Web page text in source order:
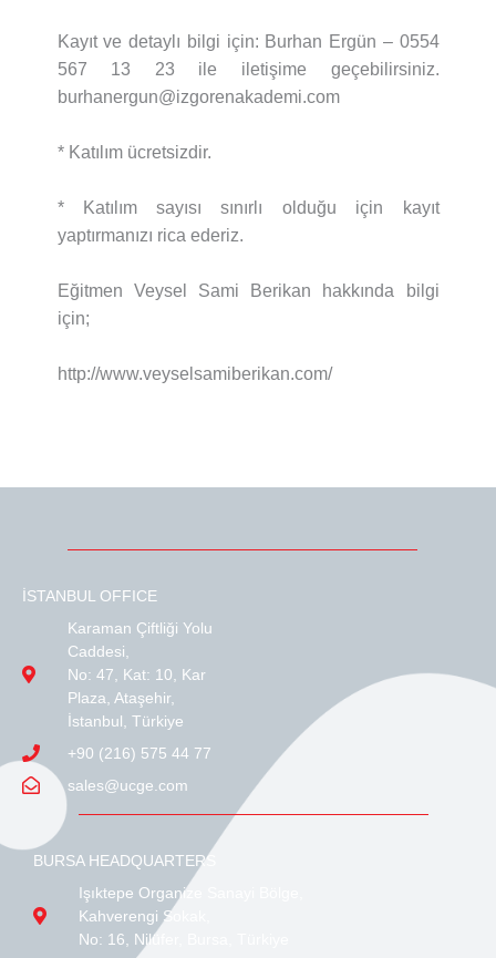
Kayıt ve detaylı bilgi için: Burhan Ergün – 0554
567 13 23 ile iletişime geçebilirsiniz.
burhanergun@izgorenakademi.com
* Katılım ücretsizdir.
* Katılım sayısı sınırlı olduğu için kayıt
yaptırmanızı rica ederiz.
Eğitmen Veysel Sami Berikan hakkında bilgi
için;
http://www.veyselsamiberikan.com/
BURSA HEADQUARTERS
Işıktepe Organize Sanayi Bölge,
Kahverengi Sokak,
No: 16, Nilüfer, Bursa, Türkiye
İSTANBUL OFFICE
Karaman Çiftliği Yolu
Caddesi,
No: 47, Kat: 10, Kar
Plaza, Ataşehir,
İstanbul, Türkiye
+90 (216) 575 44 77
sales@ucge.com